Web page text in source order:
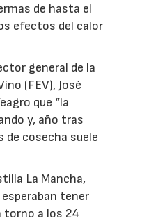
de hasta el
efectos del calor
general de la
(FEV), José
que “la
y, año tras
de cosecha suele
La Mancha,
tener
torno a los 24